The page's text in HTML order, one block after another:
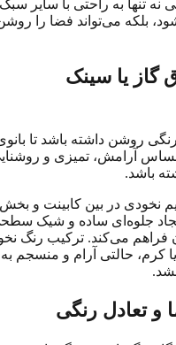
تنها به راحتی با سایر
بلکه می‌تواند فضا را
گاز یا سینک
روشن داشته باشد تا
آرامش، تمیزی و
باشد.
نخودی در بین کابینت و بخش
ایجاد جلوه‌ای ساده و شیک
فراهم می‌کند. ترکیب رنگ
کرم، حالتی آرام و منسجم به
و تعادل رنگی